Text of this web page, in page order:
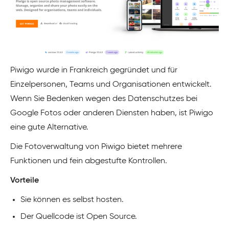
Piwigo wurde in Frankreich gegründet und für
Einzelpersonen, Teams und Organisationen entwickelt.
Wenn Sie Bedenken wegen des Datenschutzes bei
Google Fotos oder anderen Diensten haben, ist Piwigo
eine gute Alternative.
Die Fotoverwaltung von Piwigo bietet mehrere
Funktionen und fein abgestufte Kontrollen.
Vorteile
Sie können es selbst hosten.
Der Quellcode ist Open Source.